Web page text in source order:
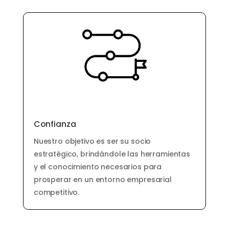
Confianza
Nuestro objetivo es ser su socio
estratégico, brindándole las herramientas
y el conocimiento necesarios para
prosperar en un entorno empresarial
competitivo.